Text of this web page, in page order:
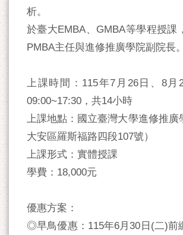
析。
於臺大EMBA、GMBA等學程授課
PMBA主任與進修推廣學院副院長。
上課時間：115年7月26日、8月
09:00~17:30，共14小時
上課地點：國立臺灣大學進修推廣
大安區羅斯福路四段107號）
上課形式：實體授課
學費：18,000元
優惠方案：
◎早鳥優惠：115年6月30日(二)前